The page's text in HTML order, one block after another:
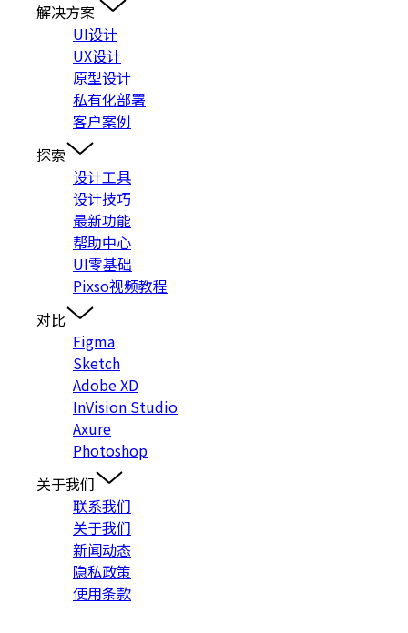
解决方案
UI设计
UX设计
原型设计
私有化部署
客户案例
探索
设计工具
设计技巧
最新功能
帮助中心
UI零基础
Pixso视频教程
对比
Figma
Sketch
Adobe XD
InVision Studio
Axure
Photoshop
关于我们
联系我们
关于我们
新闻动态
隐私政策
使用条款